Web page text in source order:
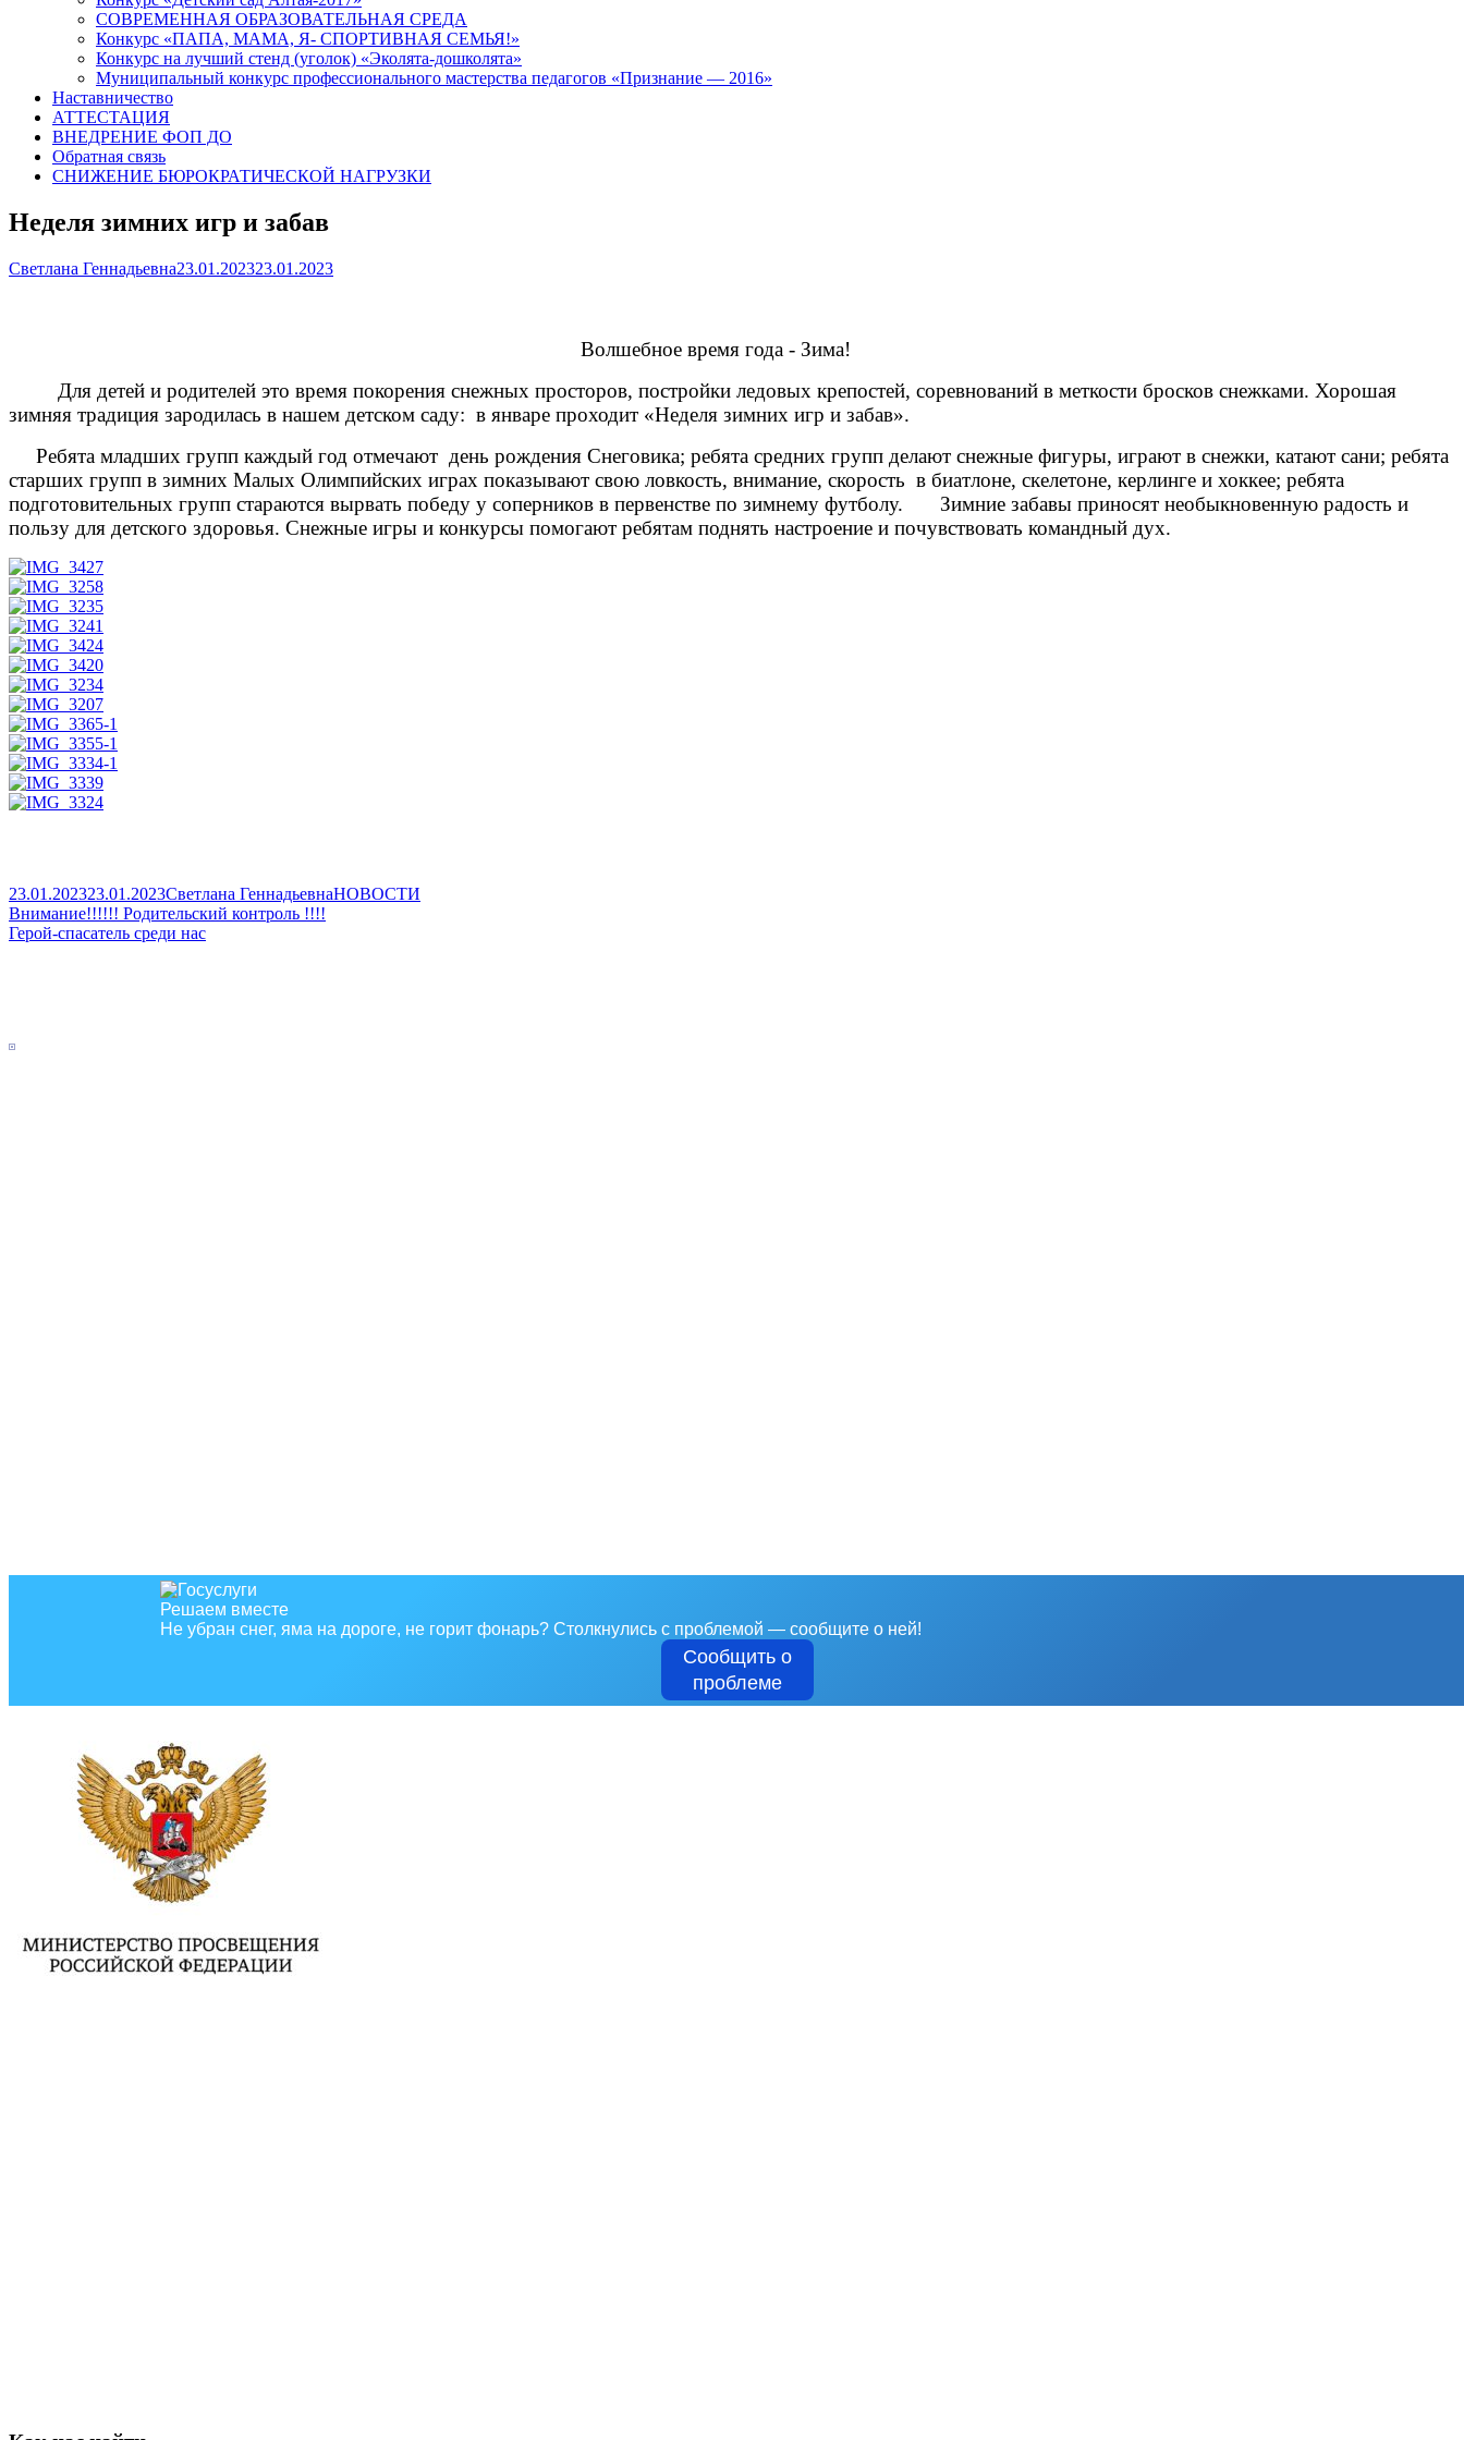
СОВРЕМЕННАЯ ОБРАЗОВАТЕЛЬНАЯ СРЕДА
Конкурс «ПАПА, МАМА, Я- СПОРТИВНАЯ СЕМЬЯ!»
Конкурс на лучший стенд (уголок) «Эколята-дошколята»
Муниципальный конкурс профессионального мастерства педагогов «Признание — 2016»
Наставничество
АТТЕСТАЦИЯ
ВНЕДРЕНИЕ ФОП ДО
Обратная связь
СНИЖЕНИЕ БЮРОКРАТИЧЕСКОЙ НАГРУЗКИ
Неделя зимних игр и забав
Author
Светлана ГеннадьевнаPublished
23.01.202323.01.2023
Волшебное время года - Зима!
Для детей и родителей это время покорения снежных просторов, постройки ледовых крепостей, соревнований в меткости бросков снежками. Хорошая
зимняя традиция зародилась в нашем детском саду: в январе проходит «Неделя зимних игр и забав».
Ребята младших групп каждый год отмечают день рождения Снеговика; ребята средних групп делают снежные фигуры, играют в снежки, катают сани; ребята
старших групп в зимних Малых Олимпийских играх показывают свою ловкость, внимание, скорость в биатлоне, скелетоне, керлинге и хоккее; ребята
подготовительных групп стараются вырвать победу у соперников в первенстве по зимнему футболу.
Зимние забавы приносят необыкновенную радость и
пользу для детского здоровья. Снежные игры и конкурсы помогают ребятам поднять настроение и почувствовать командный дух.
Published
on
23.01.202323.01.2023Author
Светлана ГеннадьевнаCategories
НОВОСТИ
Навигация
по
Previous
article:
Внимание!!!!!! Родительский контроль !!!!
Next
Герой-спасатель среди нас
Решаем вместе
Не убран снег, яма на дороге, не горит фонарь? Столкнулись с проблемой — сообщите о ней!
Сообщить о
проблеме